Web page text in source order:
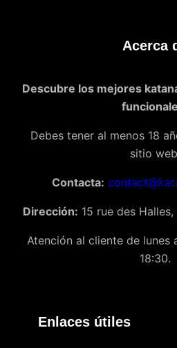
Acerca
Descubre los mejores
Debes tener al menos 18
sitio
Contacta:
Dirección: 15 rue des
Atención al cliente de lunes
18:30.
Enlaces útiles